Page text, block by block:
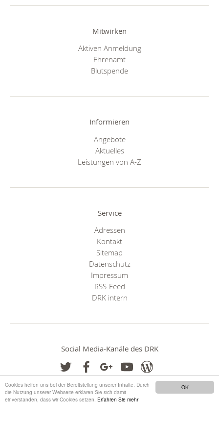
OK
Cookies helfen uns bei der Bereitstellung unserer Inhalte. Durch
die Nutzung unserer Webseite erklären Sie sich damit
einverstanden, dass wir Cookies setzen. Erfahren Sie mehr
Mitwirken
Aktiven Anmeldung
Ehrenamt
Blutspende
Informieren
Angebote
Aktuelles
Leistungen von A-Z
Service
Adressen
Kontakt
Sitemap
Datenschutz
Impressum
RSS-Feed
DRK intern
Social Media-Kanäle des DRK